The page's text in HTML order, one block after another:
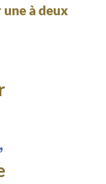
à deux
,